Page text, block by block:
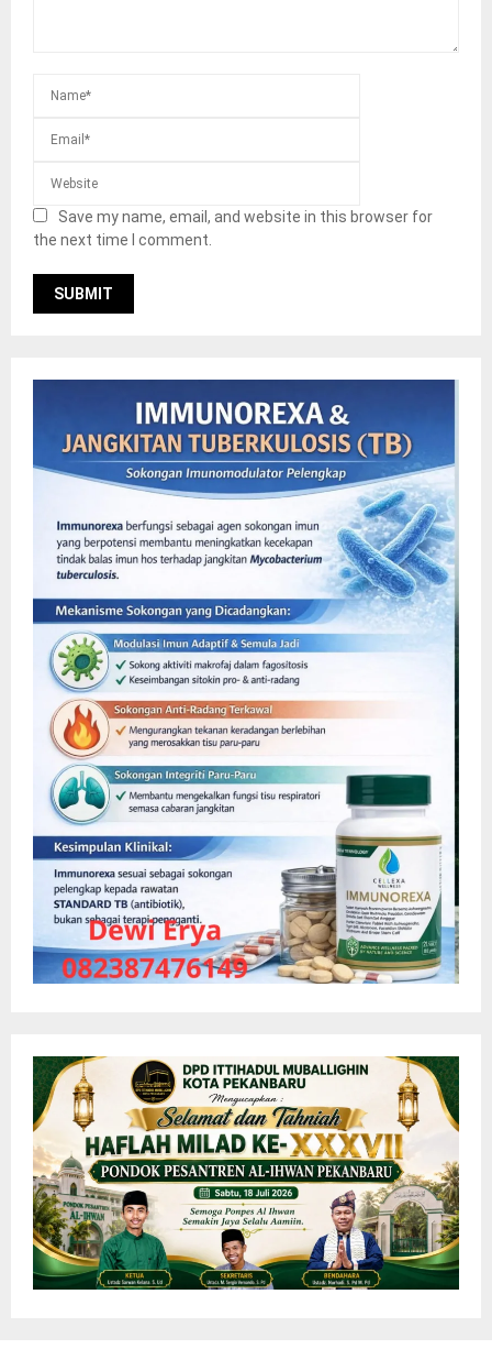
Save my name, email, and website in this browser for
the next time I comment.